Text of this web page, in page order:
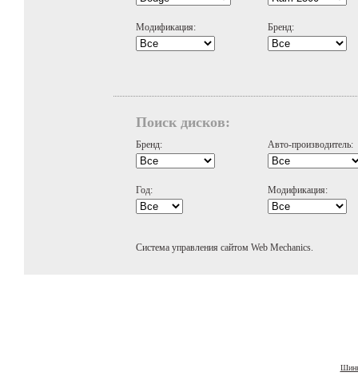
Модификация: Бренд:
Поиск дисков:
Бренд: Авто-производитель:
Год: Модификация:
Система управления сайтом Web Mechanics.